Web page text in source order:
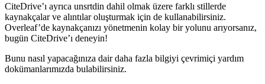
CiteDrive’ı ayrıca unsrtdin dahil olmak üzere farklı stillerde
kaynakçalar ve alıntılar oluşturmak için de kullanabilirsiniz.
Overleaf’de kaynakçanızı yönetmenin kolay bir yolunu arıyorsanız,
bugün CiteDrive’ı deneyin!
Bunu nasıl yapacağınıza dair daha fazla bilgiyi çevrimiçi yardım
dokümanlarımızda bulabilirsiniz.